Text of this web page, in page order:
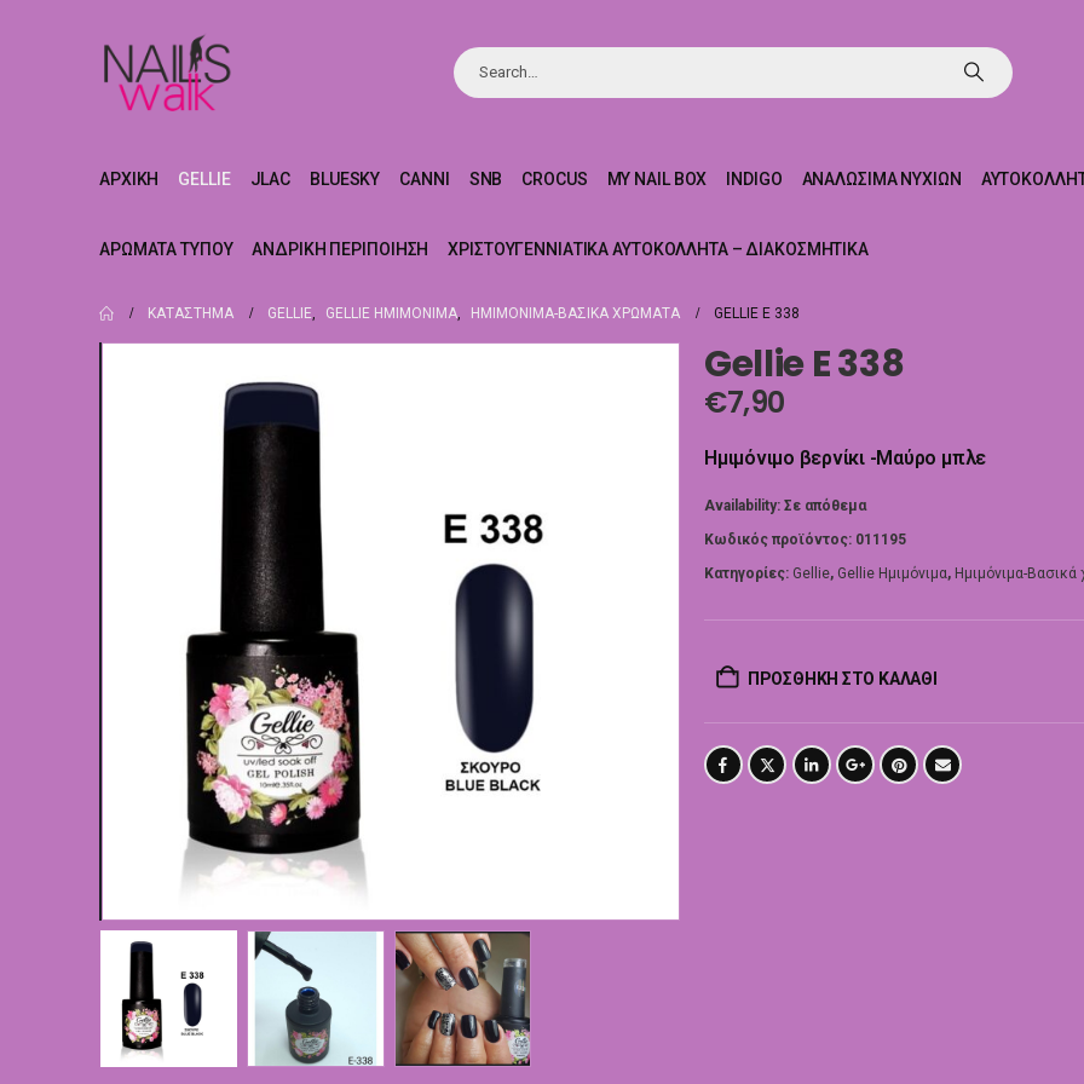
ΑΡΧΙΚΉ GELLIE JLAC BLUESKY CANNI SNB CROCUS MY NAIL BOX INDIGO ΑΝΑΛΏΣΙΜΑ ΝΥΧΙΏΝ
ΑΡΏΜΑΤΑ ΤΎΠΟΥ ΑΝΔΡΙΚΉ ΠΕΡΙΠΟΊΗΣΗ ΧΡΙΣΤΟΥΓΕΝΝΙΆΤΙΚΑ ΑΥΤΟΚΌΛΛΗΤΑ – ΔΙΑΚΟΣΜΗΤΙΚΆ
ΚΑΤΆΣΤΗΜΑ GELLIE, GELLIE ΗΜΙΜΌΝΙΜΑ, ΗΜΙΜΌΝΙΜΑ-ΒΑΣΙΚΆ ΧΡΏΜΑΤΑ GELLIE E 338
Gellie E 338
€7,90
Ημιμόνιμο βερνίκι -Μαύρο μπλε
Availability: Σε απόθεμα
Κωδικός προϊόντος: 011195
Κατηγορίες: Gellie, Gellie Ημιμόνιμα, Ημιμόνιμα-
ΠΡΟΣΘΉΚΗ ΣΤΟ ΚΑΛΆΘΙ